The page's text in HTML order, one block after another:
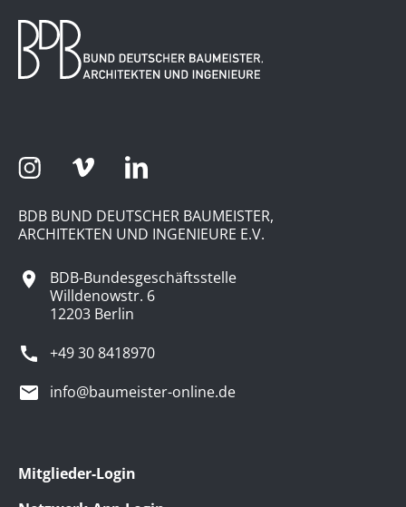
BDB BUND DEUTSCHER BAUMEISTER,
ARCHITEKTEN UND INGENIEURE E.V.
BDB-Bundesgeschäftsstelle
Willdenowstr. 6
12203 Berlin
+49 30 8418970
info@baumeister-online.de
Mitglieder-Login